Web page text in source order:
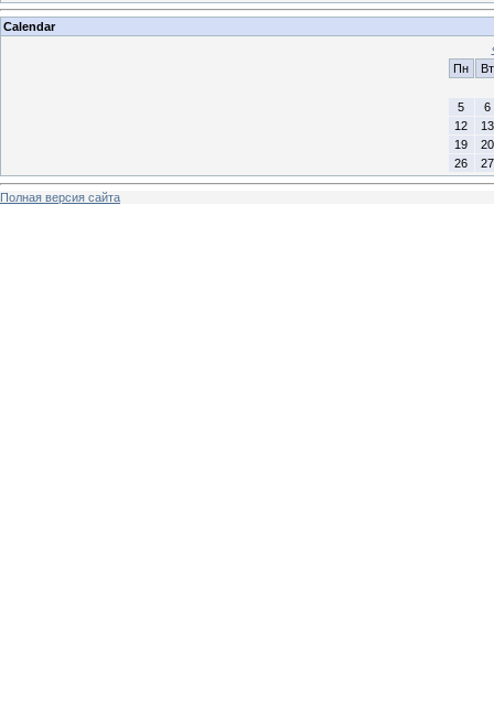
Calendar
Пн
Вт
5
6
12
13
19
20
26
27
Полная версия сайта